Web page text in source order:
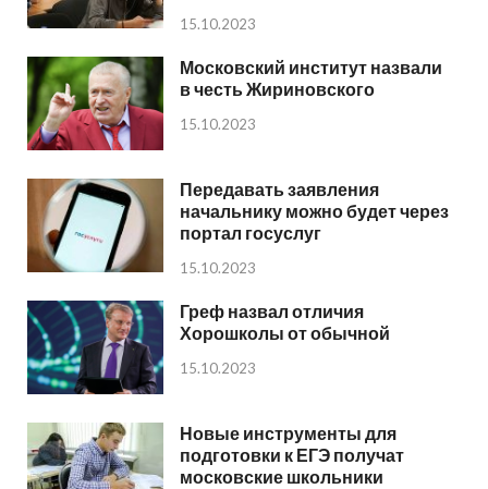
15.10.2023
Московский институт назвали
в честь Жириновского
15.10.2023
Передавать заявления
начальнику можно будет через
портал госуслуг
15.10.2023
Греф назвал отличия
Хорошколы от обычной
15.10.2023
Новые инструменты для
подготовки к ЕГЭ получат
московские школьники